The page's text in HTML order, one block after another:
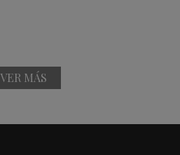
VER MÁS